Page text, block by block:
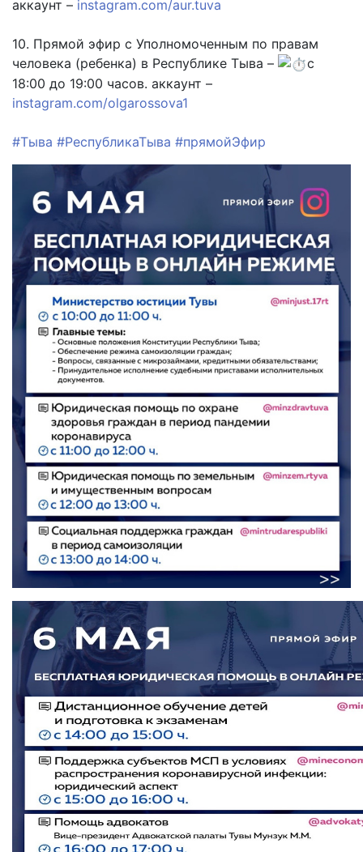
аккаунт – instagram.com/aur.tuva
10. Прямой эфир с Уполномоченным по правам
человека (ребенка) в Республике Тыва –
с
18:00 до 19:00 часов. аккаунт –
instagram.com/olgarossova1
#Тыва #РеспубликаТыва #прямойЭфир